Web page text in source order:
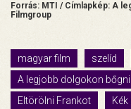
Forrás: MTI / Címlapkép: A
Filmgroup
magyar film szelíd
A legjobb dolgokon bőgni
Eltörölni Frankot
Kék